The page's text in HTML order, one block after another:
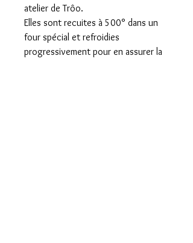
atelier de Trôo.
Elles sont recuites à 500° dans un
four spécial et refroidies
progressivement pour en assurer la